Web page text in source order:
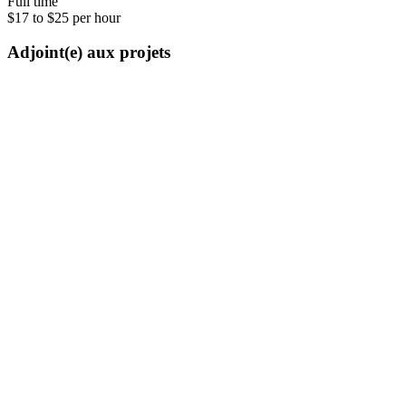
$17 to $25 per hour
Adjoint(e) aux projets